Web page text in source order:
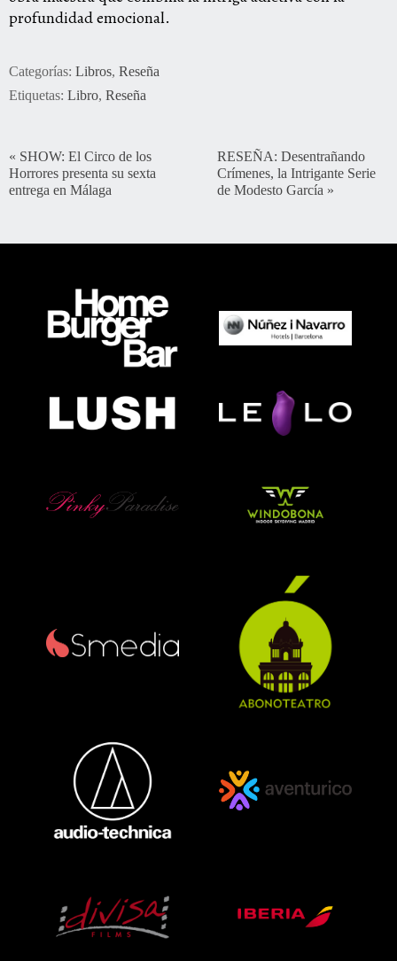
profundidad emocional.
Categorías: Libros, Reseña
Etiquetas: Libro, Reseña
« SHOW: El Circo de los
Horrores presenta su sexta
entrega en Málaga
RESEÑA: Desentrañando
Crímenes, la Intrigante Serie
de Modesto García »